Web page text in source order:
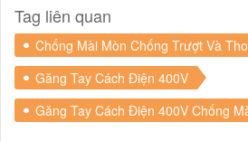
Tag liên quan
Chống Mài Mòn Chống Trượt Và
Găng Tay Cách Điện 400V
Găng Tay Cách Điện 400V Chống